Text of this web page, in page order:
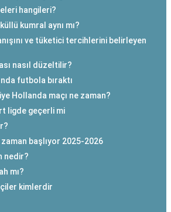
hangileri?
kumral aynı mı?
ve tüketici tercihlerini belirleyen
nasıl düzeltilir?
futbola bıraktı
Hollanda maçı ne zaman?
ligde geçerli mi
başlıyor 2025-2026
nedir?
mı?
kimlerdir